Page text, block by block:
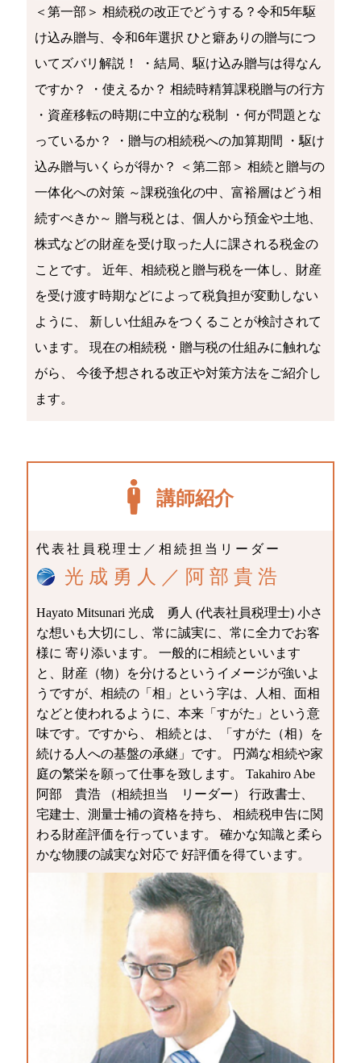
＜第一部＞ 相続税の改正でどうする？令和5年駆
け込み贈与、令和6年選択 ひと癖ありの贈与につ
いてズバリ解説！ ・結局、駆け込み贈与は得なん
ですか？ ・使えるか？ 相続時精算課税贈与の行方
・資産移転の時期に中立的な税制 ・何が問題とな
っているか？ ・贈与の相続税への加算期間 ・駆け
込み贈与いくらが得か？ ＜第二部＞ 相続と贈与の
一体化への対策 ～課税強化の中、富裕層はどう相
続すべきか～ 贈与税とは、個人から預金や土地、
株式などの財産を受け取った人に課される税金の
ことです。 近年、相続税と贈与税を一体し、財産
を受け渡す時期などによって税負担が変動しない
ように、 新しい仕組みをつくることが検討されて
います。 現在の相続税・贈与税の仕組みに触れな
がら、 今後予想される改正や対策方法をご紹介し
ます。
講師紹介
代表社員税理士／相続担当リーダー
光成勇人／阿部貴浩
Hayato Mitsunari 光成 勇人 (代表社員税理士) 小さ
な想いも大切にし、常に誠実に、常に全力でお客
様に 寄り添います。 一般的に相続といいます
と、財産（物）を分けるというイメージが強いよ
うですが、相続の「相」という字は、人相、面相
などと使われるように、本来「すがた」という意
味です。ですから、 相続とは、「すがた（相）を
続ける人への基盤の承継」です。 円満な相続や家
庭の繁栄を願って仕事を致します。 Takahiro Abe
阿部 貴浩 （相続担当 リーダー） 行政書士、
宅建士、測量士補の資格を持ち、 相続税申告に関
わる財産評価を行っています。 確かな知識と柔ら
かな物腰の誠実な対応で 好評価を得ています。